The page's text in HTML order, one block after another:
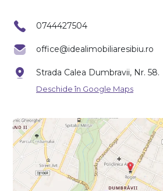
0744427504
office@idealimobiliaresibiu.ro
Strada Calea Dumbravii, Nr. 58.
Deschide în Google Maps